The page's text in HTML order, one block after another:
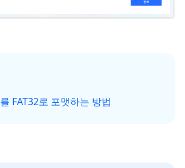
FAT32로 포맷하는 방법